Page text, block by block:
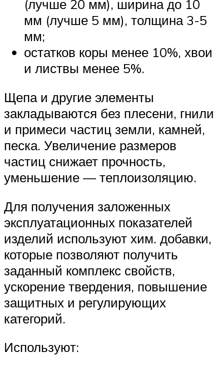
(лучше 20 мм), ширина до 10
мм (лучше 5 мм), толщина 3-5
мм;
остатков коры менее 10%, хвои
и листвы менее 5%.
Щепа и другие элементы
закладываются без плесени, гнили
и примеси частиц земли, камней,
песка. Увеличение размеров
частиц снижает прочность,
уменьшение — теплоизоляцию.
Для получения заложенных
эксплуатационных показателей
изделий используют хим. добавки,
которые позволяют получить
заданный комплекс свойств,
ускорение твердения, повышение
защитных и регулирующих
категорий.
Используют: